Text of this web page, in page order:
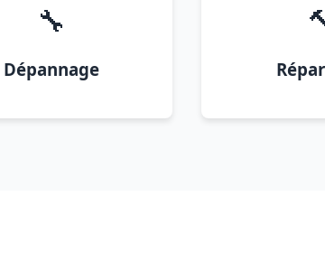
🔧
Dépannage